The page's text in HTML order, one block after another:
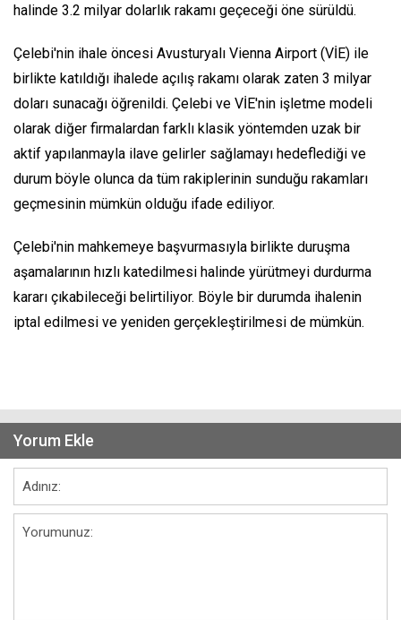
halinde 3.2 milyar dolarlık rakamı geçeceği öne sürüldü.
Çelebi'nin ihale öncesi Avusturyalı Vienna Airport (VİE) ile
birlikte katıldığı ihalede açılış rakamı olarak zaten 3 milyar
doları sunacağı öğrenildi. Çelebi ve VİE'nin işletme modeli
olarak diğer firmalardan farklı klasik yöntemden uzak bir
aktif yapılanmayla ilave gelirler sağlamayı hedeflediği ve
durum böyle olunca da tüm rakiplerinin sunduğu rakamları
geçmesinin mümkün olduğu ifade ediliyor.
Çelebi'nin mahkemeye başvurmasıyla birlikte duruşma
aşamalarının hızlı katedilmesi halinde yürütmeyi durdurma
kararı çıkabileceği belirtiliyor. Böyle bir durumda ihalenin
iptal edilmesi ve yeniden gerçekleştirilmesi de mümkün.
Yorum Ekle